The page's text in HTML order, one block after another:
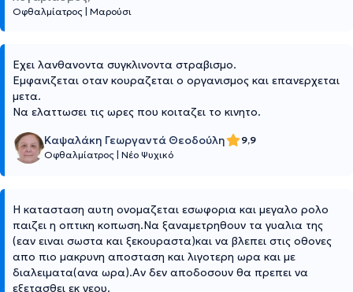
Οφθαλμίατρος Μαρούσι
Εχει λανθανοντα συγκλινοντα στραβισμο.
Εμφανιζεται οταν κουραζεται ο οργανισμος και επανερχεται
μετα.
Να ελαττωσει τις ωρες που κοιταζει το κινητο.
Καψαλάκη Γεωργαντά Θεοδούλη
9,9
Οφθαλμίατρος Νέο Ψυχικό
Η κατασταση αυτη ονομαζεται εσωφορια και μεγαλο ρολο
παιζει η οπτικη κοπωση.Να ξαναμετρηθουν τα γυαλια της
(εαν ειναι σωστα και ξεκουραστα)και να βλεπει στις οθονες
απο πιο μακρυνη αποσταση και λιγοτερη ωρα και με
διαλειματα(ανα ωρα).Αν δεν αποδοσουν θα πρεπει να
εξετασθει εκ νεου.